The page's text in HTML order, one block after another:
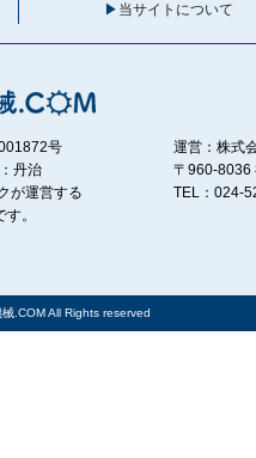
当サイトについて
号
丹治
が運営する
。
運営：株式
〒960-8036
TEL：024-
.COM All Rights reserved